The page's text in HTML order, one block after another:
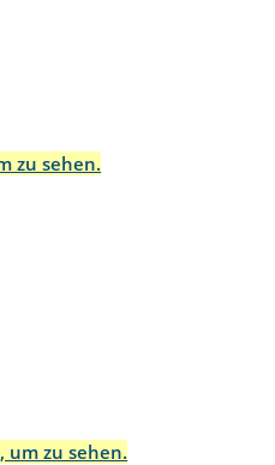
zu sehen.
um zu sehen.